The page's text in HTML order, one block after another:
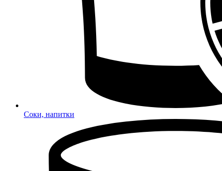
Соки, напитки